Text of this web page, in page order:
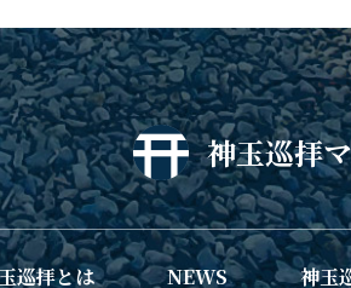
神玉巡拝
巡拝とは NEWS 神玉